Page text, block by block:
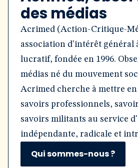
des médias
Acrimed (Action-Critique-
association d'intérêt général
lucratif, fondée en 1996.
médias né du mouvement
Acrimed cherche à mettre
savoirs professionnels,
savoirs militants au service
indépendante, radicale et
Qui sommes-nous ?